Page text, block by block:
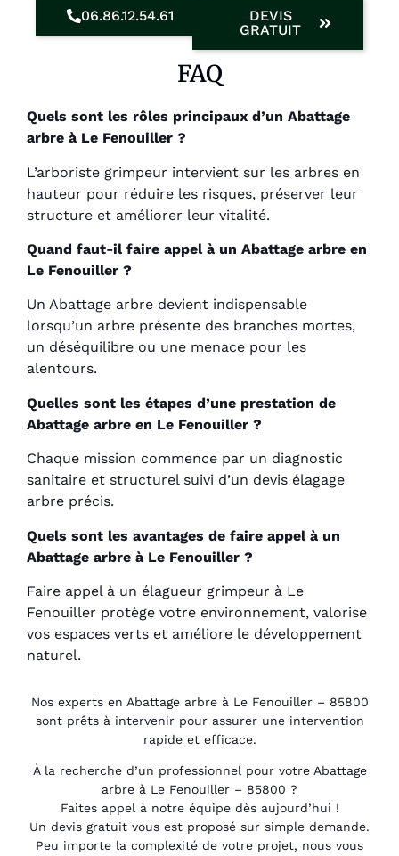
06.86.12.54.61
DEVIS
GRATUIT
FAQ
Quels sont les rôles principaux d’un Abattage
arbre à Le Fenouiller ?
L’arboriste grimpeur intervient sur les arbres en
hauteur pour réduire les risques, préserver leur
structure et améliorer leur vitalité.
Quand faut-il faire appel à un Abattage arbre en
Le Fenouiller ?
Un Abattage arbre devient indispensable
lorsqu’un arbre présente des branches mortes,
un déséquilibre ou une menace pour les
alentours.
Quelles sont les étapes d’une prestation de
Abattage arbre en Le Fenouiller ?
Chaque mission commence par un diagnostic
sanitaire et structurel suivi d’un devis élagage
arbre précis.
Quels sont les avantages de faire appel à un
Abattage arbre à Le Fenouiller ?
Faire appel à un élagueur grimpeur à Le
Fenouiller protège votre environnement, valorise
vos espaces verts et améliore le développement
naturel.
Nos experts en Abattage arbre à Le Fenouiller – 85800
sont prêts à intervenir pour assurer une intervention
rapide et efficace.
À la recherche d’un professionnel pour votre Abattage
arbre à Le Fenouiller – 85800 ?
Faites appel à notre équipe dès aujourd’hui !
Un devis gratuit vous est proposé sur simple demande.
Peu importe la complexité de votre projet, nous vous